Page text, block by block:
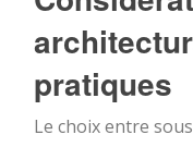
pratiques
Le choix entre